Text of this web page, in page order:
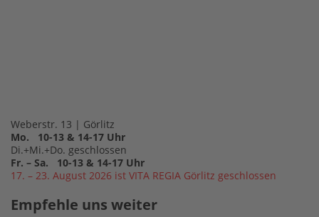
Weberstr. 13 | Görlitz
Mo. 10-13 & 14-17 Uhr
Di.+Mi.+Do. geschlossen
Fr. – Sa. 10-13 & 14-17 Uhr
17. – 23. August 2026 ist VITA REGIA Görlitz geschlossen
Empfehle uns weiter